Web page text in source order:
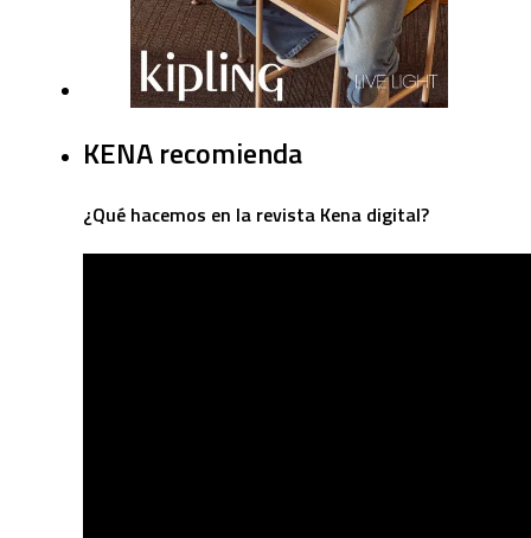
KENA recomienda
¿Qué hacemos en la revista Kena digital?